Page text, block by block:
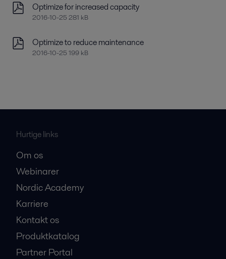
Optimize for increased capacity
2016-10-25 281 kB
Optimize to reduce maintenance
2016-10-25 199 kB
Hurtige links
Om os
Webinarer
Nordic Academy
Karriere
Kontakt os
Produktkatalog
Partner Portal